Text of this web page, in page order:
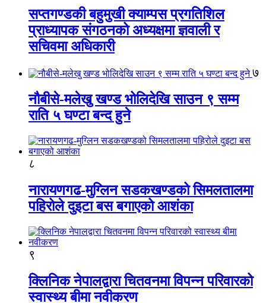
सप्तगण्डकी बहुमुखी क्याम्पस प्रगतिशिल
प्राध्यापक संगठनको अध्यक्षमा ज्ञवाली र
सचिवमा अधिकारी
७
नौबीसे-मलेखु खण्ड भोलिदेखि साउन ९ सम्म
राति ५ घण्टा बन्द हुने
८
नारायणगढ-मुग्लिन सडकखण्डको सिमलतालमा
पहिरोले दुइटा बस बगाएको आशंका
९
क्लिनिक नेपालद्वारा चितवनमा विपन्न परिवारको
स्वास्थ्य बीमा नवीकरण